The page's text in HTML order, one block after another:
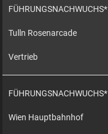
FÜHRUNGSNACHWUCHS*
Tulln Rosenarcade
Vertrieb
FÜHRUNGSNACHWUCHS*
Wien Hauptbahnhof